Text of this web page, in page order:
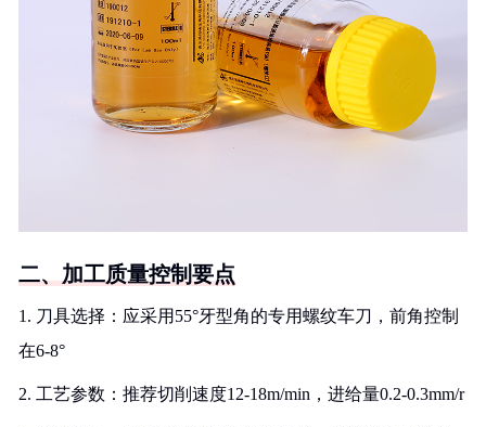
二、加工质量控制要点
1. 刀具选择：应采用55°牙型角的专用螺纹车刀，前角控制
在6-8°
2. 工艺参数：推荐切削速度12-18m/min，进给量0.2-0.3mm/r